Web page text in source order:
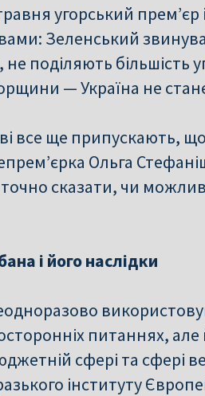
угорський
Зеленський
поділяють більшість
— Україна не
все ще припускають,
Ольга
сказати, чи
і його наслідки
питаннях,
сфері та сфері
інституту